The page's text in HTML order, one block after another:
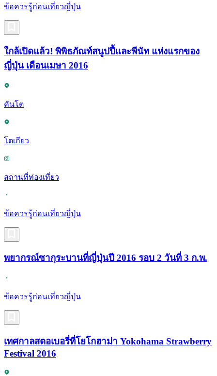
ข้อควรรู้ก่อนเที่ยวญี่ปุ่น
ใกล้เปิดแล้ว! พิพิธภัณท์สนูปปี้และพีนัท แห่งแรกของ
ญี่ปุ่น เดือนเมษา 2016
คันโต
โตเกียว
สถานที่ท่องเที่ยว
ข้อควรรู้ก่อนเที่ยวญี่ปุ่น
พยากรณ์ซากุระบานที่ญี่ปุ่นปี 2016 รอบ 2 วันที่ 3 ก.พ.
ข้อควรรู้ก่อนเที่ยวญี่ปุ่น
เทศกาลสตอเบอรี่ที่โยโกฮาม่า Yokohama Strawberry
Festival 2016